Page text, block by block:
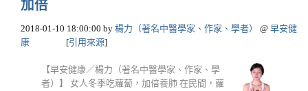
加倍
2018-01-10 18:00:00 by 楊力（著名中醫學家、作家、學者） @ 早安健
康
[引用來源]
【早安健康／楊力（著名中醫學家、作家、學
者）】 女人冬季吃蘿蔔，加倍養肺 在民間，蘿